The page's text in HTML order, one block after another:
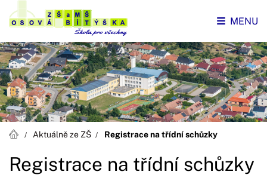
MENU
Aktuálně ze ZŠ Registrace na třídní schůzky
Registrace na třídní schůzky